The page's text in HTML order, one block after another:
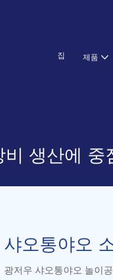
집 제품
생산에 중
샤오통야오
광저우 샤오통야오 놀이